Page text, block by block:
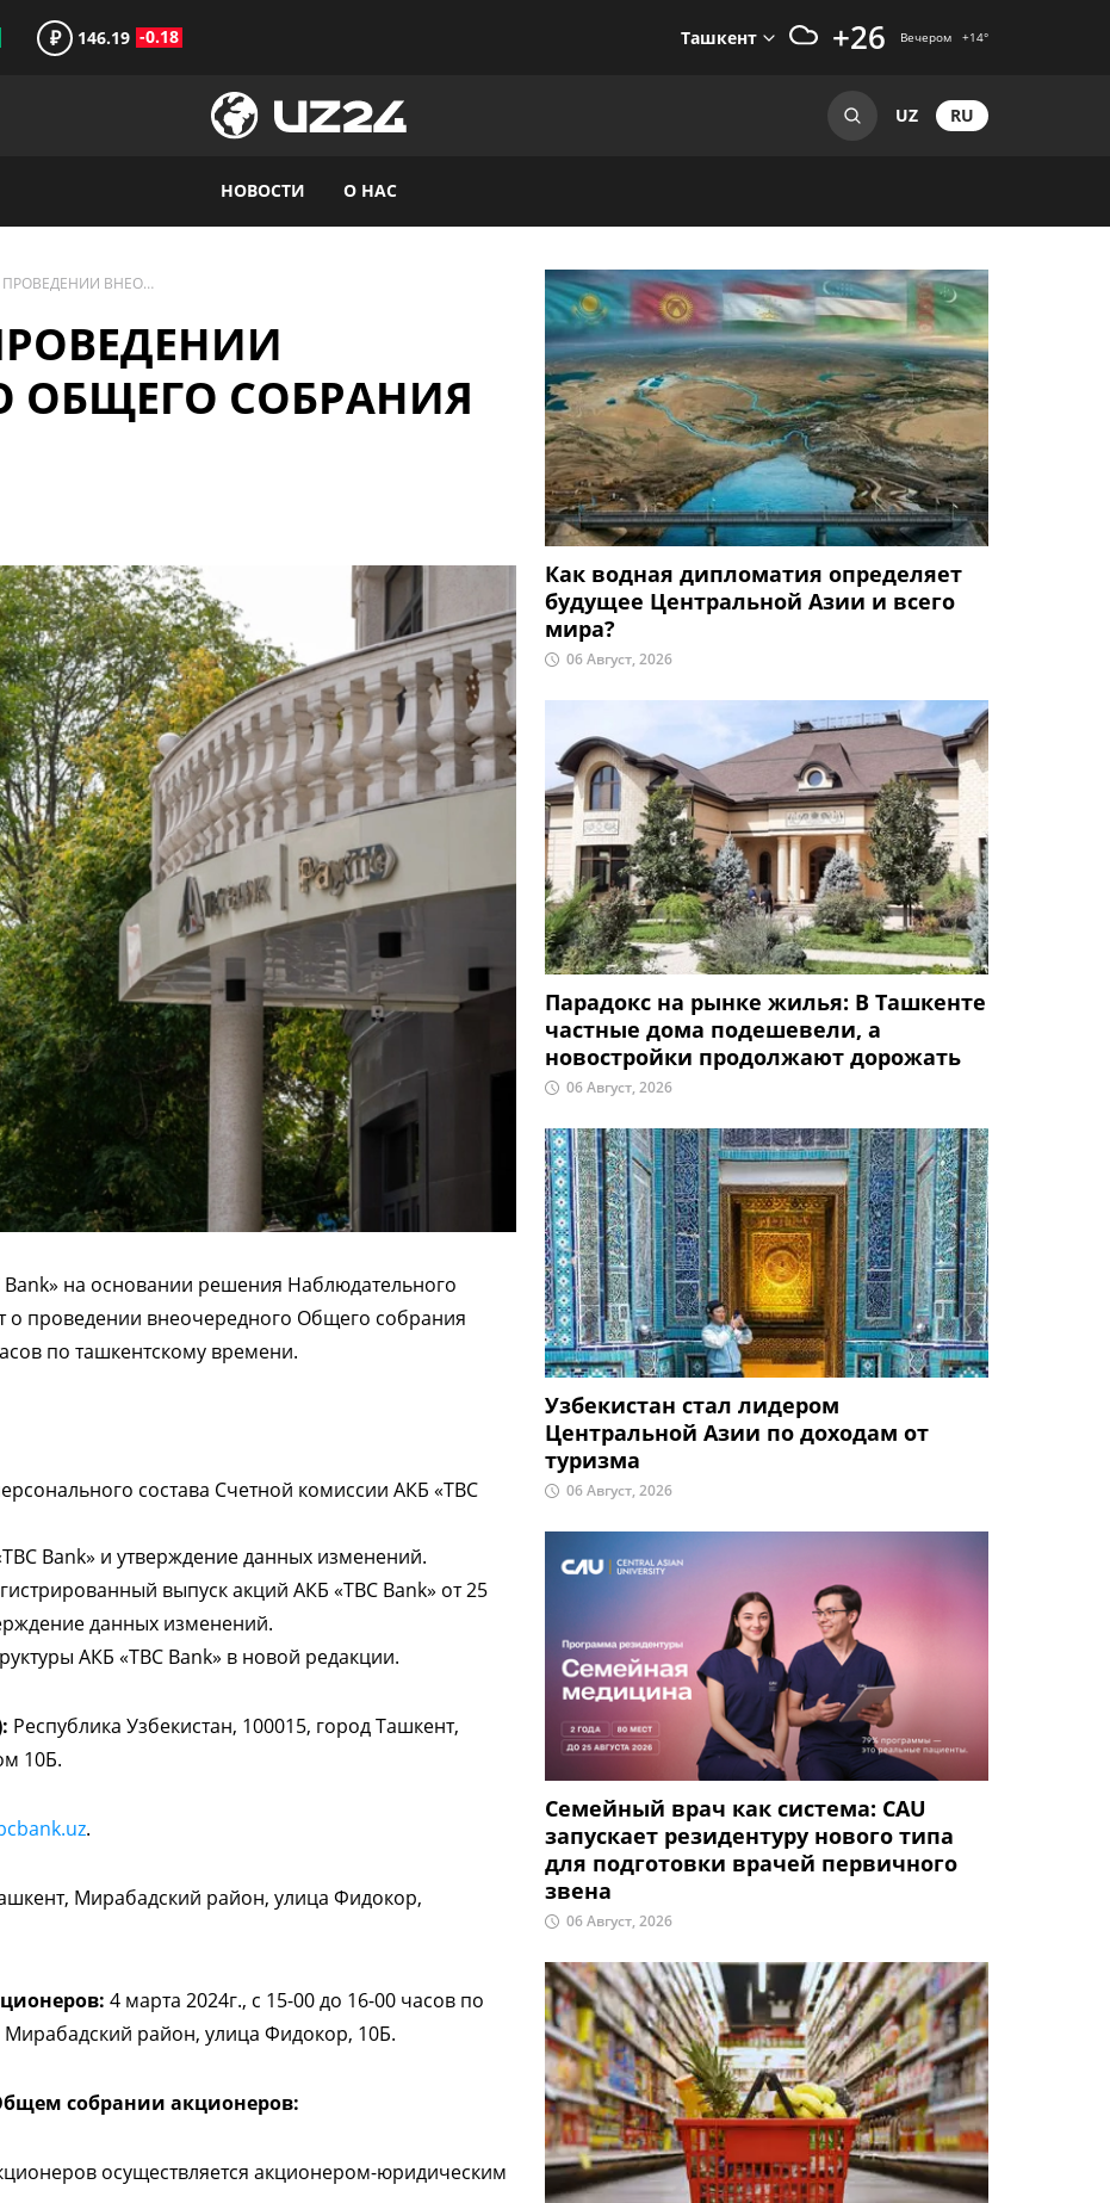
₽ 146.19 -0.18 Ташкент +26 Вечером +14°
UZ RU
НОВОСТИ О НАС
СООБЩЕНИЕ О ПРОВЕДЕНИИ ВНЕОЧЕРЕДНОГО ОБЩЕГО СОБРАНИЯ АКЦИОНЕРОВ
ОБЩЕГО СОБРАНИЯ
на основании решения Наблюдательного
о проведении внеочередного Общего собрания
по ташкентскому времени.
состава Счетной комиссии АКБ «TBC
Bank» и утверждение данных изменений.
выпуск акций АКБ «TBC Bank» от 25
данных изменений.
АКБ «TBC Bank» в новой редакции.
Республика Узбекистан, 100015, город Ташкент,
10Б.
.
Мирабадский район, улица Фидокор,
4 марта 2024г., с 15-00 до 16-00 часов по
район, улица Фидокор, 10Б.
собрании акционеров:
осуществляется акционером-юридическим
Как водная дипломатия определяет
будущее Центральной Азии и всего
мира?
06 Август, 2026
Парадокс на рынке жилья: В Ташкенте
частные дома подешевели, а
новостройки продолжают дорожать
06 Август, 2026
Узбекистан стал лидером
Центральной Азии по доходам от
туризма
06 Август, 2026
Семейный врач как система: CAU
запускает резидентуру нового типа
для подготовки врачей первичного
звена
06 Август, 2026